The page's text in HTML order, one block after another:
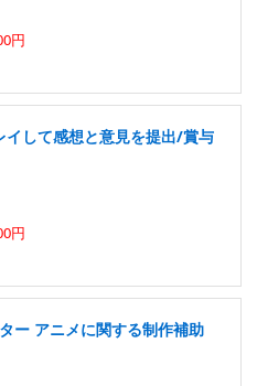
円
して感想と意見を提出/賞与
円
ー アニメに関する制作補助